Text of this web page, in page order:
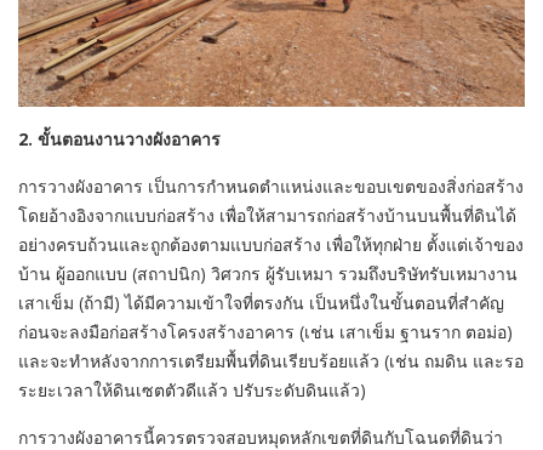
2. ขั้นตอนงานวางผังอาคาร
การวางผังอาคาร เป็นการกำหนดตำแหน่งและขอบเขตของสิ่งก่อสร้าง
โดยอ้างอิงจากแบบก่อสร้าง เพื่อให้สามารถก่อสร้างบ้านบนพื้นที่ดินได้
อย่างครบถ้วนและถูกต้องตามแบบก่อสร้าง เพื่อให้ทุกฝ่าย ตั้งแต่เจ้าของ
บ้าน ผู้ออกแบบ (สถาปนิก) วิศวกร ผู้รับเหมา รวมถึงบริษัทรับเหมางาน
เสาเข็ม (ถ้ามี) ได้มีความเข้าใจที่ตรงกัน เป็นหนึ่งในขั้นตอนที่สำคัญ
ก่อนจะลงมือก่อสร้างโครงสร้างอาคาร (เช่น เสาเข็ม ฐานราก ตอม่อ)
และจะทำหลังจากการเตรียมพื้นที่ดินเรียบร้อยแล้ว (เช่น ถมดิน และรอ
ระยะเวลาให้ดินเซตตัวดีแล้ว ปรับระดับดินแล้ว)
การวางผังอาคารนี้ควรตรวจสอบหมุดหลักเขตที่ดินกับโฉนดที่ดินว่า